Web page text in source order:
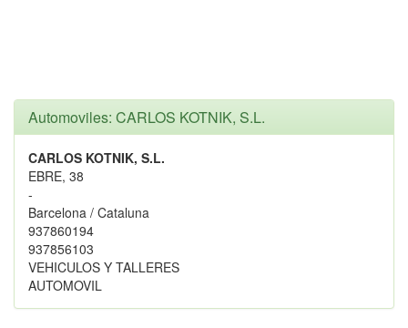
Automoviles: CARLOS KOTNIK, S.L.
CARLOS KOTNIK, S.L.
EBRE, 38
-
Barcelona / Cataluna
937860194
937856103
VEHICULOS Y TALLERES
AUTOMOVIL